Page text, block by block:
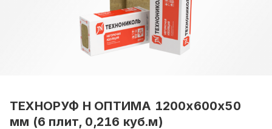
ТЕХНОРУФ Н ОПТИМА 1200х600х50
мм (6 плит, 0,216 куб.м)